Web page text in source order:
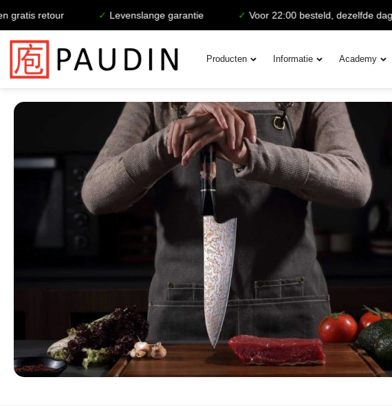
✓Levenslange garantie ✓Voor 22:00 besteld, dezelfde dag verzonden
Producten Informatie Academy